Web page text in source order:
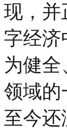
现，并
字经济
为健
领域的
至今还